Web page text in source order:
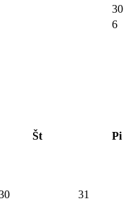
30
6
Št
Pi
31